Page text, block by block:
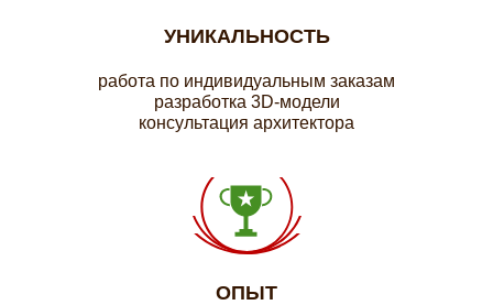
УНИКАЛЬНОСТЬ
работа по индивидуальным заказам
разработка 3D-модели
консультация архитектора
ОПЫТ